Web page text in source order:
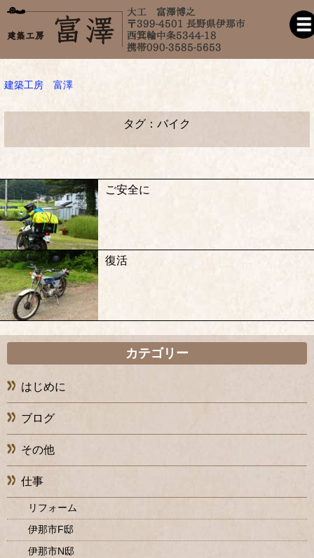
建築工房 富澤
タグ：バイク
ご安全に
復活
カテゴリー
はじめに
ブログ
その他
仕事
リフォーム
伊那市F邸
伊那市N邸